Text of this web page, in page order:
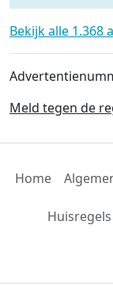
Bekijk alle 1.368
Meld tegen de
Home
Huisregels